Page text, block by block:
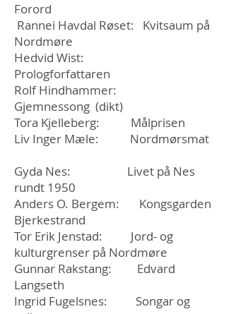
Forord
Rannei Havdal Røset: Kvitsaum på
Nordmøre
Hedvid Wist:
Prologforfattaren
Rolf Hindhammer:
Gjemnessong (dikt)
Tora Kjelleberg: Målprisen
Liv Inger Mæle: Nordmørsmat
Gyda Nes: Livet på Nes
rundt 1950
Anders O. Bergem: Kongsgarden
Bjerkestrand
Tor Erik Jenstad: Jord- og
kulturgrenser på Nordmøre
Gunnar Rakstang: Edvard
Langseth
Ingrid Fugelsnes: Songar og